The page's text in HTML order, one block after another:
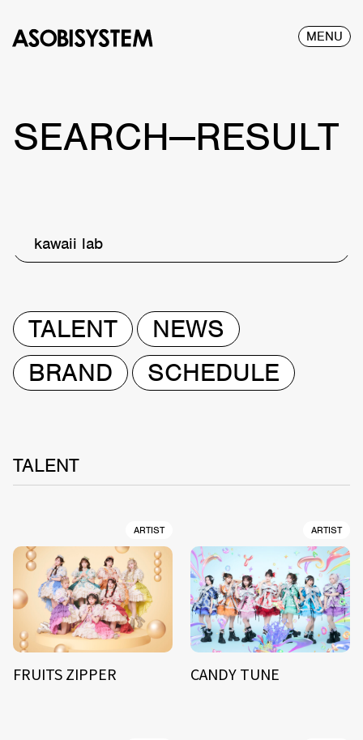
MENU
SEARCH—RESULT
kawaii lab
TALENT
NEWS
BRAND
SCHEDULE
TALENT
ARTIST
FRUITS ZIPPER
ARTIST
CANDY TUNE